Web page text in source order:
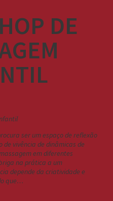
DE
ser um espaço de reflexão
de vivência de dinâmicas de
em diferentes
na prática a um
depende da criatividade e
que…